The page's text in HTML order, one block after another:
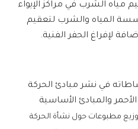
مياه الشرب في مراكز الإيواء
المياه والشرب لتعقيم
لإفراغ الحفر الفنية.
في نشر مبادئ الحركة
والمبادئ الأساسية
مطبوعات حول نشأة الحركة